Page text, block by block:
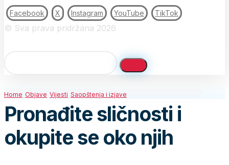
Facebook X Instagram YouTube TikTok
© Sva prava pridržana 2026
Home Objave Vijesti Saopštenja i izjave
Pronađite sličnosti i
okupite se oko njih